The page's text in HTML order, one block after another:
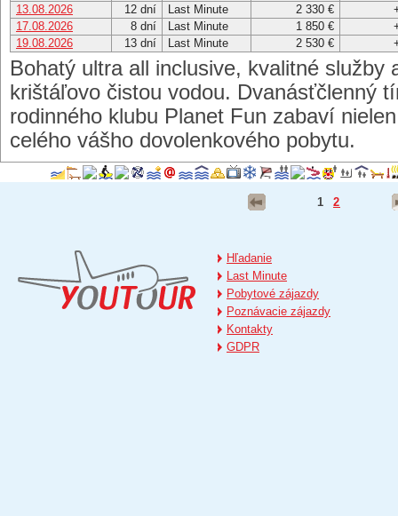
13.08.2026
12 dní Last Minute 2 330 €
17.08.2026
8 dní Last Minute 1 850 €
19.08.2026
13 dní Last Minute 2 530 €
Bohatý ultra all inclusive, kvalitné služby
krištáľovo čistou vodou. Dvanásťčlenný
rodinného klubu Planet Fun zabaví
celého vášho dovolenkového pobytu.
1 2
Hľadanie
Last Minute
Pobytové zájazdy
Poznávacie zájazdy
Kontakty
GDPR